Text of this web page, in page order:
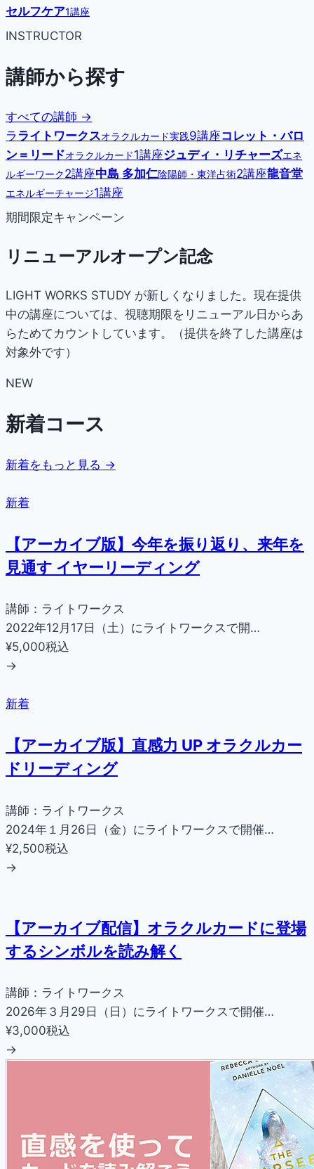
セルフケア1講座
INSTRUCTOR
講師から探す
すべての講師 →
ラ ライトワークスオラクルカード実践9講座コレット・バロ
ン＝リードオラクルカード1講座ジュディ・リチャーズエネ
ルギーワーク2講座中島 多加仁陰陽師・東洋占術2講座龍音堂
エネルギーチャージ1講座
期間限定キャンペーン
リニューアルオープン記念
LIGHT WORKS STUDY が新しくなりました。現在提供
中の講座については、視聴期限をリニューアル日からあ
らためてカウントしています。（提供を終了した講座は
対象外です）
NEW
新着コース
新着をもっと見る →
新着
【アーカイブ版】今年を振り返り、来年を
見通す イヤーリーディング
講師：ライトワークス
2022年12月17日（土）にライトワークスで開…
¥5,000税込
→
新着
【アーカイブ版】直感力 UP オラクルカー
ドリーディング
講師：ライトワークス
2024年１月26日（金）にライトワークスで開催…
¥2,500税込
→
【アーカイブ配信】オラクルカードに登場
するシンボルを読み解く
講師：ライトワークス
2026年３月29日（日）にライトワークスで開催…
¥3,000税込
→